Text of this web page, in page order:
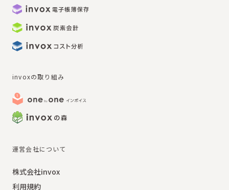
invoxの取り組み
運営会社について
株式会社invox
利用規約